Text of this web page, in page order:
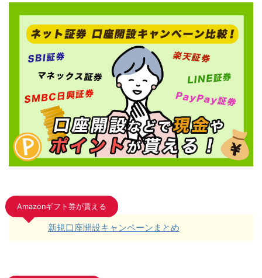
Amazonギフト券が貰える
新規口座開設キャンペーンまとめ